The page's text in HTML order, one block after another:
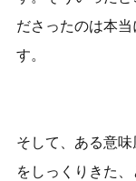
ださったのは本
す。
そして、ある意
をしっくりきた